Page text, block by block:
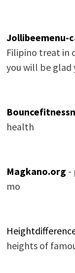
Jollibeemenu-
Filipino treat in
you will be glad
health
Magkano.org -
mo
heights of